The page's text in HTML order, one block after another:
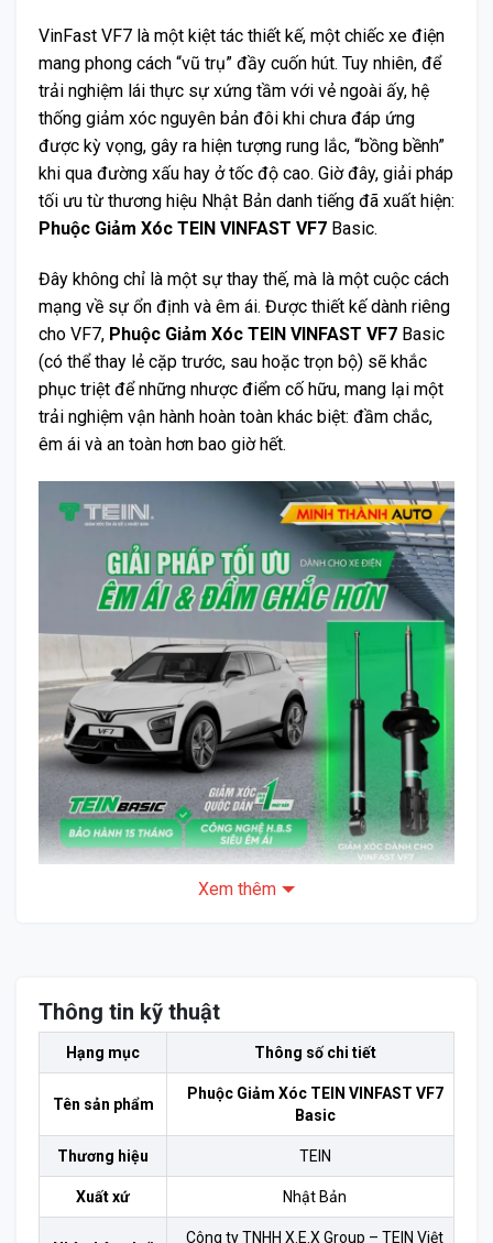
VinFast VF7 là một kiệt tác thiết kế, một chiếc xe điện
mang phong cách “vũ trụ” đầy cuốn hút. Tuy nhiên, để
trải nghiệm lái thực sự xứng tầm với vẻ ngoài ấy, hệ
thống giảm xóc nguyên bản đôi khi chưa đáp ứng
được kỳ vọng, gây ra hiện tượng rung lắc, “bồng bềnh”
khi qua đường xấu hay ở tốc độ cao. Giờ đây, giải pháp
tối ưu từ thương hiệu Nhật Bản danh tiếng đã xuất hiện:
Phuộc Giảm Xóc TEIN VINFAST VF7 Basic.
Đây không chỉ là một sự thay thế, mà là một cuộc cách
mạng về sự ổn định và êm ái. Được thiết kế dành riêng
cho VF7, Phuộc Giảm Xóc TEIN VINFAST VF7 Basic
(có thể thay lẻ cặp trước, sau hoặc trọn bộ) sẽ khắc
phục triệt để những nhược điểm cố hữu, mang lại một
trải nghiệm vận hành hoàn toàn khác biệt: đầm chắc,
êm ái và an toàn hơn bao giờ hết.
Bảng Giá và Tùy Chọn Lắp Đặt Phuộc Giảm
Xóc TEIN VINFAST VF7
Bảng Giá Nâng Cấp Linh Hoạt
Nâng cấp trải nghiệm lái với một sản phẩm hàng đầu
cầu:
Tùy Chọn Lắp Đặt Giá Trọn Gói (Đã bao gồm VAT)
Xem thêm
Thông tin kỹ thuật
Hạng mục Thông số chi tiết
Tên sản phẩm
Phuộc Giảm Xóc TEIN VINFAST VF7
Basic
Thương hiệu TEIN
Xuất xứ Nhật Bản
Công ty TNHH X.E.X Group – TEIN Việt